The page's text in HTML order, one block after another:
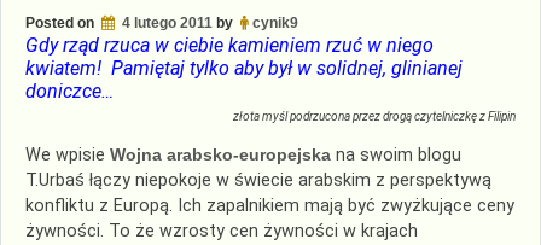
Posted on 4 lutego 2011 by cynik9
Gdy rząd rzuca w ciebie kamieniem rzuć w niego
kwiatem! Pamiętaj tylko aby był w solidnej, glinianej
doniczce…
złota myśl podrzucona przez drogą czytelniczkę z Filipin
We wpisie Wojna arabsko-europejska na swoim blogu
T.Urbaś łączy niepokoje w świecie arabskim z perspektywą
konfliktu z Europą. Ich zapalnikiem mają być zwyżkujące ceny
żywności. To że wzrosty cen żywności w krajach